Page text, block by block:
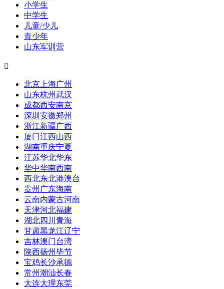
小学生
中学生
儿童/少儿
青少年
山东军训营

北京 上海广州
山东杭州武汉
成都西安南京
深圳 安徽郑州
浙江新疆广西
厦门江西山西
湖南重庆宁夏
江苏华北华东
华中华南西南
西北东北港澳台
贵州 广东海南
云南内蒙古河南
天津河北福建
湖北四川 青海
甘肃黑龙江辽宁
吉林澳门台湾
陕西扬州毕节
宝鸡长沙承德
常州潮汕长春
大连大理东莞